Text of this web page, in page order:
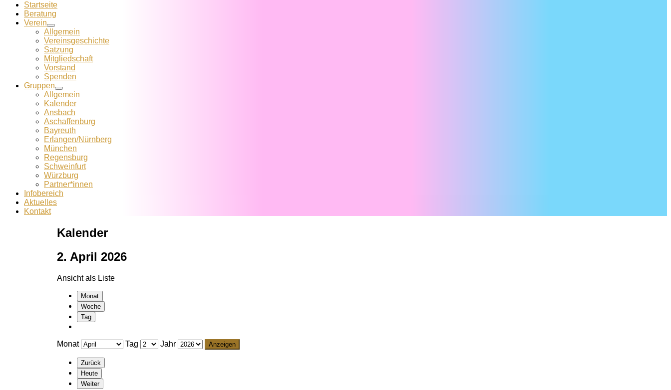
Startseite
Beratung
Verein
Allgemein
Vereins­geschichte
Satzung
Mitglied­schaft
Vorstand
Spenden
Gruppen
Allgemein
Kalender
Ansbach
Aschaffenburg
Bayreuth
Erlangen/Nürnberg
München
Regensburg
Schweinfurt
Würzburg
Partner*innen
Infobereich
Aktuelles
Kontakt
Kalender
2. April 2026
Ansicht als Liste
Monat
Woche
Tag
Monat Tag Jahr
Zurück
Heute
Weiter